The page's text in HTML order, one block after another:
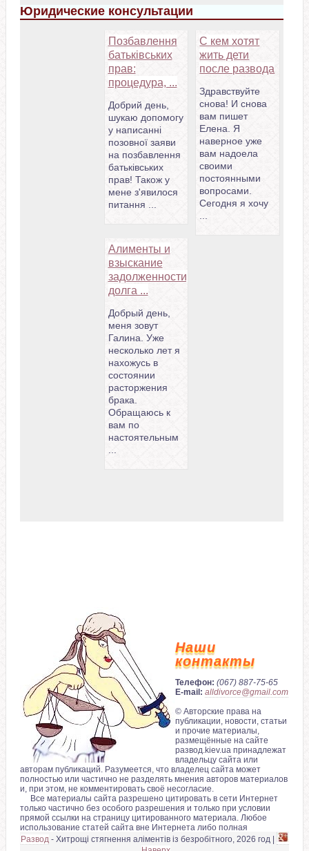
Юридические консультации
С кем хотят
жить дети
после развода
Здравствуйте
снова! И снова
вам пишет
Елена. Я
наверное уже
вам надоела
своими
постоянными
вопросами.
Сегодня я хочу
Позбавлення
батьківських
прав:
процедура, ...
Добрий день,
шукаю допомогу
у написанні
позовної заяви
на позбавлення
батьківських
прав! Також у
мене з'явилося
питання ...
Алименты и
взыскание
задолженности,
долга ...
Добрый день,
меня зовут
Галина. Уже
несколько лет я
нахожусь в
состоянии
расторжения
брака.
Обращаюсь к
вам по
настоятельным
Наши
контакты
Телефон: (067) 887-75-65
E-mail: alldivorce@gmail.com
© Авторские права на
публикации, новости, статьи
и прочие материалы,
размещённые на сайте
развод.kiev.ua принадлежат
владельцу сайта или
авторам публикаций. Разумеется, что владелец сайта может
полностью или частично не разделять мнения авторов материалов
и, при этом, не комментировать своё несогласие.
Все материалы сайта разрешено цитировать в сети Интернет
только частично без особого разрешения и только при условии
прямой ссылки на страницу цитированного материала. Любое
использование статей сайта вне Интернета либо полная
перепечатка статей на сторонних сайтах возможно только с
разрешения автора.
Развод- Хитрощі стягнення аліментів із безробітного, 2026 год |